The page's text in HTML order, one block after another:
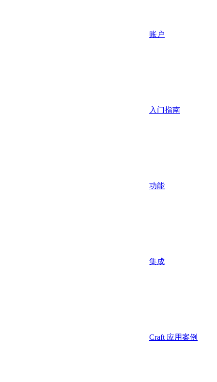
账户
入门指南
功能
集成
Craft 应用案例